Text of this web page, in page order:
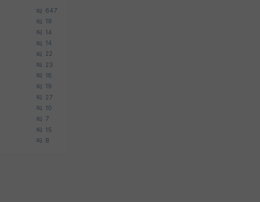
647
19
14
14
22
23
16
19
27
10
7
15
8